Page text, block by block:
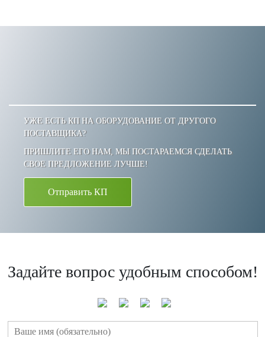
УЖЕ ЕСТЬ КП НА ОБОРУДОВАНИЕ ОТ ДРУГОГО
ПОСТАВЩИКА?
ПРИШЛИТЕ ЕГО НАМ, МЫ ПОСТАРАЕМСЯ СДЕЛАТЬ
СВОЕ ПРЕДЛОЖЕНИЕ ЛУЧШЕ!
Отправить КП
Задайте вопрос удобным способом!